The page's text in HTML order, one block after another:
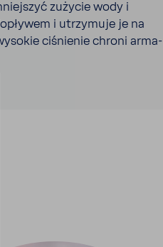
zużycie wody i
i utrzy­muje je na
ciśnienie chroni arma­